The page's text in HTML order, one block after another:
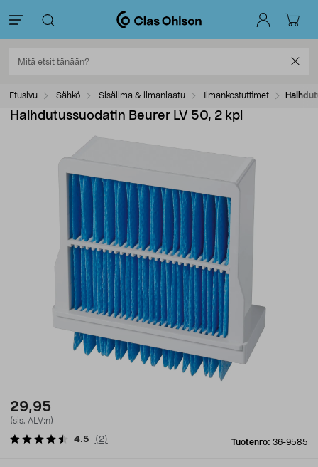
Etusivu Sähkö Sisäilma & ilmanlaatu Ilmankostuttimet
Haihdutussuodatin Beurer LV 50, 2 kpl
29,95
(sis. ALV:n)
Tuotenro: 36-9585
4.5 ( 2)